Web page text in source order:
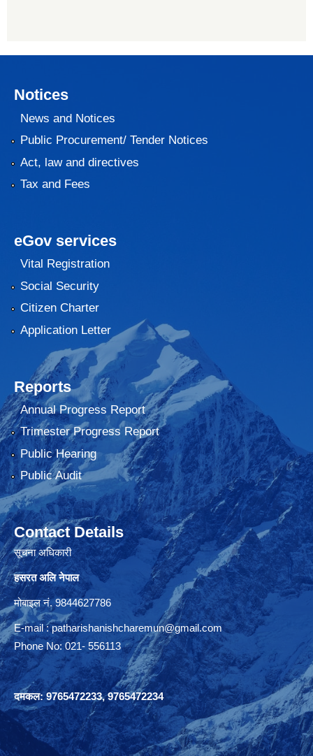
Notices
News and Notices
Public Procurement/ Tender Notices
Act, law and directives
Tax and Fees
eGov services
Vital Registration
Social Security
Citizen Charter
Application Letter
Reports
Annual Progress Report
Trimester Progress Report
Public Hearing
Public Audit
Contact Details
सूचना अधिकारी
हसरत अलि नेपाल
मोबाइल नं. 9844627786
E-mail :patharishanishcharemun@gmail.com
Phone No: 021- 556113
दमकल: 9765472233, 9765472234